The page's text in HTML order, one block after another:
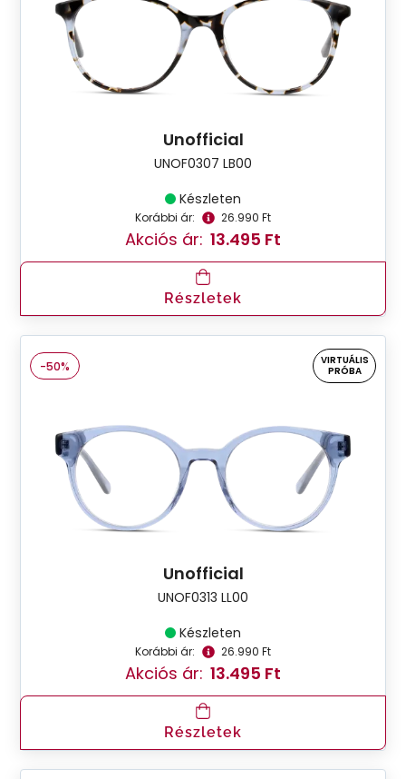
Unofficial
UNOF0307 LB00
Készleten
Korábbi ár: 26.990 Ft
Akciós ár: 13.495 Ft
Részletek
-50%
VIRTUÁLIS
PRÓBA
Unofficial
UNOF0313 LL00
Készleten
Korábbi ár: 26.990 Ft
Akciós ár: 13.495 Ft
Részletek